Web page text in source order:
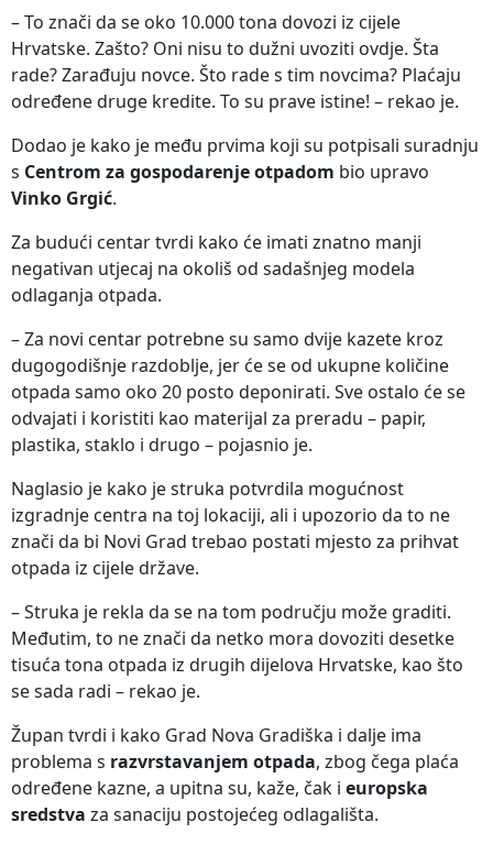
– To znači da se oko 10.000 tona dovozi iz cijele
Hrvatske. Zašto? Oni nisu to dužni uvoziti ovdje. Šta
rade? Zarađuju novce. Što rade s tim novcima? Plaćaju
određene druge kredite. To su prave istine! – rekao je.
Dodao je kako je među prvima koji su potpisali suradnju
s Centrom za gospodarenje otpadom bio upravo
Vinko Grgić.
Za budući centar tvrdi kako će imati znatno manji
negativan utjecaj na okoliš od sadašnjeg modela
odlaganja otpada.
– Za novi centar potrebne su samo dvije kazete kroz
dugogodišnje razdoblje, jer će se od ukupne količine
otpada samo oko 20 posto deponirati. Sve ostalo će se
odvajati i koristiti kao materijal za preradu – papir,
plastika, staklo i drugo – pojasnio je.
Naglasio je kako je struka potvrdila mogućnost
izgradnje centra na toj lokaciji, ali i upozorio da to ne
znači da bi Novi Grad trebao postati mjesto za prihvat
otpada iz cijele države.
– Struka je rekla da se na tom području može graditi.
Međutim, to ne znači da netko mora dovoziti desetke
tisuća tona otpada iz drugih dijelova Hrvatske, kao što
se sada radi – rekao je.
Župan tvrdi i kako Grad Nova Gradiška i dalje ima
problema s razvrstavanjem otpada, zbog čega plaća
određene kazne, a upitna su, kaže, čak i europska
sredstva za sanaciju postojećeg odlagališta.